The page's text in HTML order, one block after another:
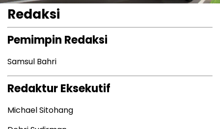
Redaksi
Pemimpin Redaksi
Samsul Bahri
Redaktur Eksekutif
Michael Sitohang